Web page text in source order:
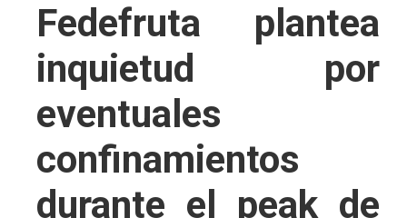
Fedefruta plantea
inquietud por
eventuales
confinamientos
durante el peak de